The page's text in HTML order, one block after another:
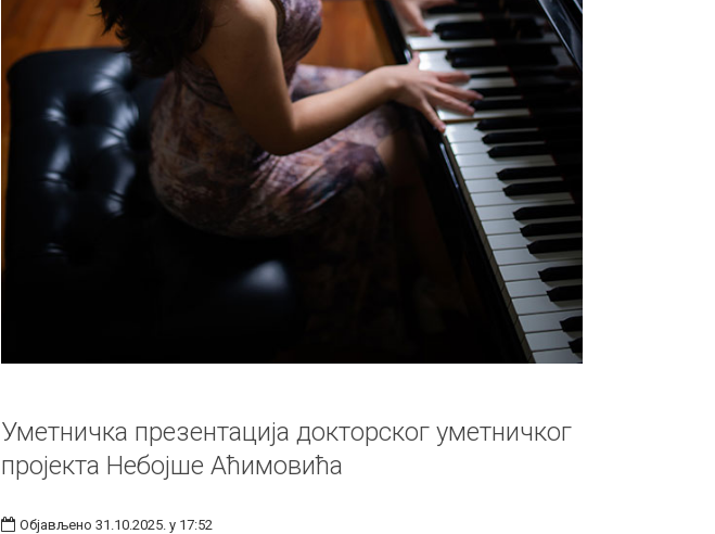
Уметничка презентација докторског уметничког
пројекта Небојше Аћимовића
Објављено 31.10.2025. у 17:52